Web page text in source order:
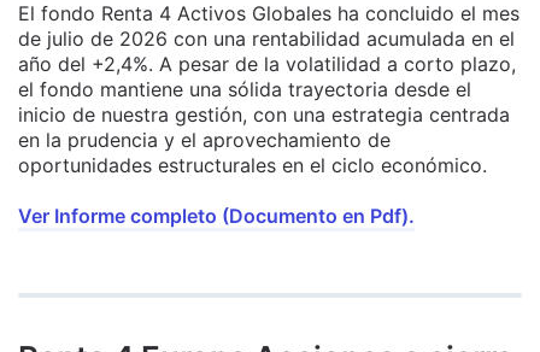
El fondo Renta 4 Activos Globales ha concluido el mes
de julio de 2026 con una rentabilidad acumulada en el
año del +2,4%. A pesar de la volatilidad a corto plazo,
el fondo mantiene una sólida trayectoria desde el
inicio de nuestra gestión, con una estrategia centrada
en la prudencia y el aprovechamiento de
oportunidades estructurales en el ciclo económico.
Ver Informe completo (Documento en Pdf).